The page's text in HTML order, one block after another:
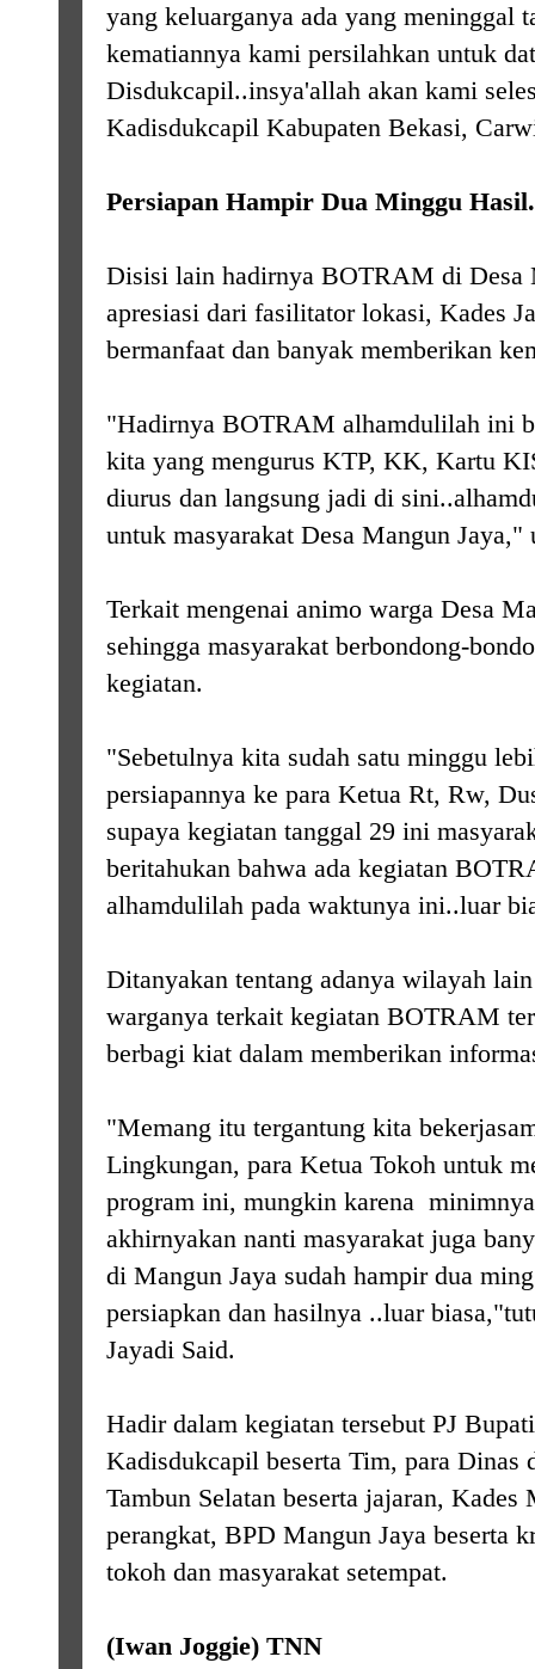
yang keluarganya ada yang meninggal
kematiannya kami persilahkan untuk
Disdukcapil..insya'allah akan kami
Kadisdukcapil Kabupaten Bekasi,
Persiapan Hampir Dua Minggu
Disisi lain hadirnya BOTRAM di Desa
apresiasi dari fasilitator lokasi, Kades
bermanfaat dan banyak memberikan
"Hadirnya BOTRAM alhamdulilah ini
kita yang mengurus KTP, KK, Kartu
diurus dan langsung jadi di
untuk masyarakat Desa Mangun Jaya,"
Terkait mengenai animo warga Desa
sehingga masyarakat berbondong-
kegiatan.
"Sebetulnya kita sudah satu minggu
persiapannya ke para Ketua Rt, Rw,
supaya kegiatan tanggal 29 ini
beritahukan bahwa ada kegiatan
alhamdulilah pada waktunya ini..luar
Ditanyakan tentang adanya wilayah
warganya terkait kegiatan BOTRAM
berbagi kiat dalam memberikan
"Memang itu tergantung kita
Lingkungan, para Ketua Tokoh untuk
program ini, mungkin karena
akhirnyakan nanti masyarakat juga
di Mangun Jaya sudah hampir dua
persiapkan dan hasilnya ..luar
Jayadi Said.
Hadir dalam kegiatan tersebut PJ
Kadisdukcapil beserta Tim, para Dinas
Tambun Selatan beserta jajaran, Kades
perangkat, BPD Mangun Jaya beserta
tokoh dan masyarakat setempat.
(Iwan Joggie) TNN